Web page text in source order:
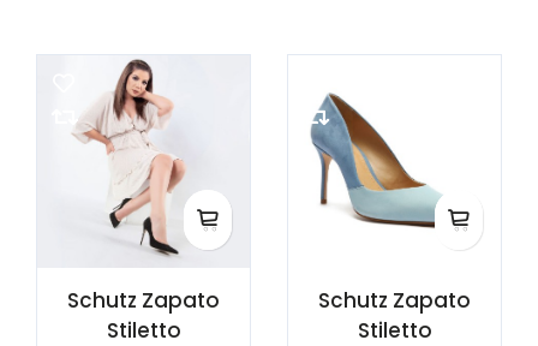
Schutz Zapato
Stiletto
Schutz Zapato
Stiletto